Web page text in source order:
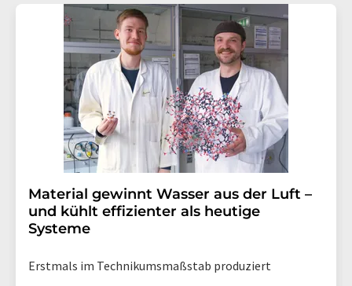
Material gewinnt Wasser aus der Luft –
und kühlt effizienter als heutige
Systeme
Erstmals im Technikumsmaßstab produziert